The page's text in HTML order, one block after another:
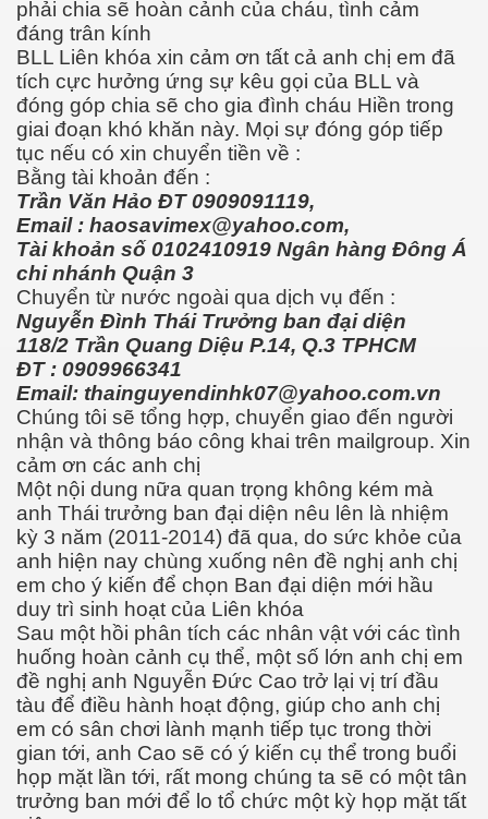
phải chia sẽ hoàn cảnh của cháu, tình cảm
đáng trân kính
BLL Liên khóa xin cảm ơn tất cả anh chị em đã
tích cực hưởng ứng sự kêu gọi của BLL và
đóng góp chia sẽ cho gia đình cháu Hiền trong
giai đoạn khó khăn này. Mọi sự đóng góp tiếp
tục nếu có xin chuyển tiền về :
Bằng tài khoản đến :
Trần Văn Hảo ĐT 0909091119,
Email : haosavimex@yahoo.com,
Tài khoản số 0102410919 Ngân hàng Đông Á
chi nhánh Quận 3
Chuyển từ nước ngoài qua dịch vụ đến :
Nguyễn Đình Thái Trưởng ban đại diện
118/2 Trần Quang Diệu P.14, Q.3 TPHCM
ĐT : 0909966341
Email: thainguyendinhk07@yahoo.com.vn
Chúng tôi sẽ tổng hợp, chuyển giao đến người
nhận và thông báo công khai trên mailgroup. Xin
cảm ơn các anh chị
Một nội dung nữa quan trọng không kém mà
anh Thái trưởng ban đại diện nêu lên là nhiệm
kỳ 3 năm (2011-2014) đã qua, do sức khỏe của
anh hiện nay chùng xuống nên đề nghị anh chị
em cho ý kiến để chọn Ban đại diện mới hầu
duy trì sinh hoạt của Liên khóa
Sau một hồi phân tích các nhân vật với các tình
huống hoàn cảnh cụ thể, một số lớn anh chị em
đề nghị anh Nguyễn Đức Cao trở lại vị trí đầu
tàu để điều hành hoạt động, giúp cho anh chị
em có sân chơi lành mạnh tiếp tục trong thời
gian tới, anh Cao sẽ có ý kiến cụ thể trong buổi
họp mặt lần tới, rất mong chúng ta sẽ có một tân
trưởng ban mới để lo tổ chức một kỳ họp mặt tất
NLS